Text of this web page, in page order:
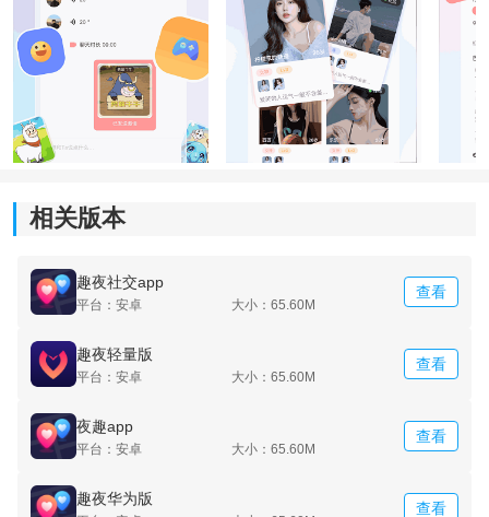
便用户查询好友的个人资料。
相关版本
趣夜社交app
平台：安卓 大小：65.60M
查看
趣夜轻量版
平台：安卓 大小：65.60M
查看
夜趣app
平台：安卓 大小：65.60M
查看
趣夜华为版
查看